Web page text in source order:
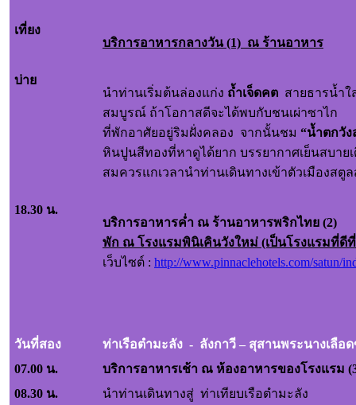
เที่ยง
บริการอาหารกลางวัน (1) ณ ร้านอาหาร
บ่าย
นำท่านเริ่มต้นล่องแก่ง ถ้ำเจ็ดคต สายธารน้ำ
สมบูรณ์ ถ้าโอกาสดีจะได้พบกับชนเผ่าซาไก
ที่พักอาศัยอยู่ริมฝั่งคลอง จากนั้นชม “น้ำตกวัง
หินปูนสีทองที่หาดูได้ยาก บรรยากาศเย็นสบาย
สมควรแกเวลานำท่านเดินทางเข้าตัวเมืองส
18.30 น.
บริการอาหารค่ำ ณ ร้านอาหารพริกไทย (2)
พัก ณ โรงแรมพินิเคินวังใหม่ (เป็นโรงแรมที่ดี
เว็บไซต์ : http://www.pinnaclehotels.com/satun/
วันที่สอง
ท่าเรือตำมะลัง - ลังกาวี – สุสานพระนางเลื
07.00 น.
บริการอาหารเช้า ณ ห้องอาหารของโรงแรม
08.30 น.
นำท่านเดินทางสู่ ท่าเทียบเรือตำมะลัง